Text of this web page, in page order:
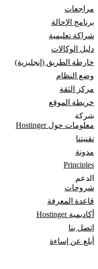
مراجعات
برنامج الإحالة
شراكة تعليمية
دليل الوكالات
خارطة الطريق (إنجليزية)
وضع النظام
مركز الثقة
خريطة الموقع
شركة
معلومات حول Hostinger
تقنيتنا
مدونة
Principles
الدعم
شروحات
قاعدة المعرفة
أكاديمية Hostinger
اتصل بنا
أبلغ عن إساءة